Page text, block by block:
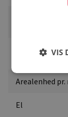
Familie pr. nat
Pris pr. barn
Arealenhed pr.
El
VIS